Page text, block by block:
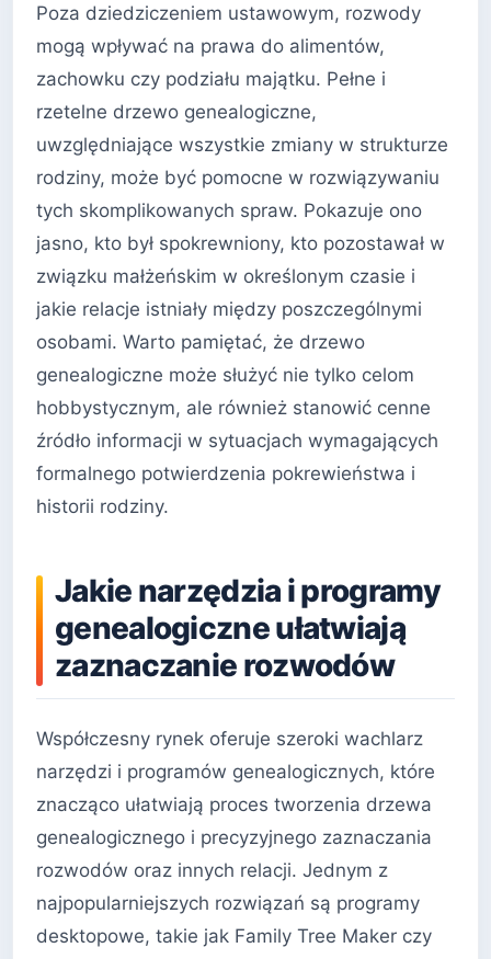
Poza dziedziczeniem ustawowym, rozwody
mogą wpływać na prawa do alimentów,
zachowku czy podziału majątku. Pełne i
rzetelne drzewo genealogiczne,
uwzględniające wszystkie zmiany w strukturze
rodziny, może być pomocne w rozwiązywaniu
tych skomplikowanych spraw. Pokazuje ono
jasno, kto był spokrewniony, kto pozostawał w
związku małżeńskim w określonym czasie i
jakie relacje istniały między poszczególnymi
osobami. Warto pamiętać, że drzewo
genealogiczne może służyć nie tylko celom
hobbystycznym, ale również stanowić cenne
źródło informacji w sytuacjach wymagających
formalnego potwierdzenia pokrewieństwa i
historii rodziny.
Jakie narzędzia i programy
genealogiczne ułatwiają
zaznaczanie rozwodów
Współczesny rynek oferuje szeroki wachlarz
narzędzi i programów genealogicznych, które
znacząco ułatwiają proces tworzenia drzewa
genealogicznego i precyzyjnego zaznaczania
rozwodów oraz innych relacji. Jednym z
najpopularniejszych rozwiązań są programy
desktopowe, takie jak Family Tree Maker czy